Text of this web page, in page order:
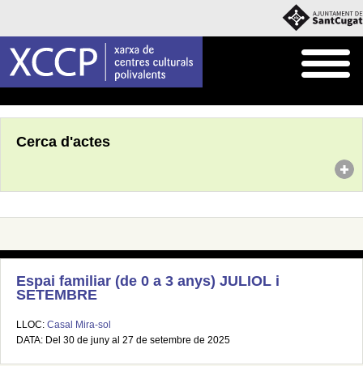
Cerca d'actes
Espai familiar (de 0 a 3 anys) JULIOL i
SETEMBRE
LLOC: Casal Mira-sol
DATA: Del 30 de juny al 27 de setembre de 2025